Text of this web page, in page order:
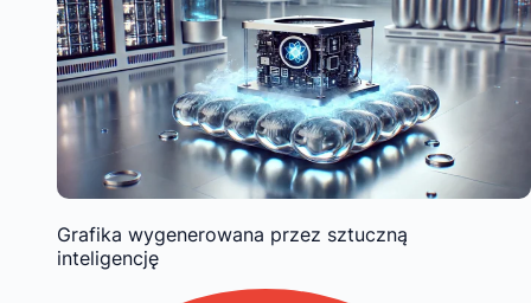
Grafika wygenerowana przez sztuczną
inteligencję